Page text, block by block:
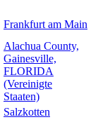
Frankfurt am Main
Alachua County,
Gainesville,
FLORIDA
(Vereinigte
Staaten)
Salzkotten